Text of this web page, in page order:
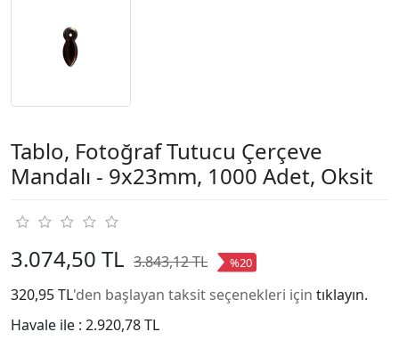
Tablo, Fotoğraf Tutucu Çerçeve
Mandalı - 9x23mm, 1000 Adet, Oksit
3.074,50 TL 3.843,12 TL %20
320,95 TL'den başlayan taksit seçenekleri için tıklayın.
Havale ile : 2.920,78 TL